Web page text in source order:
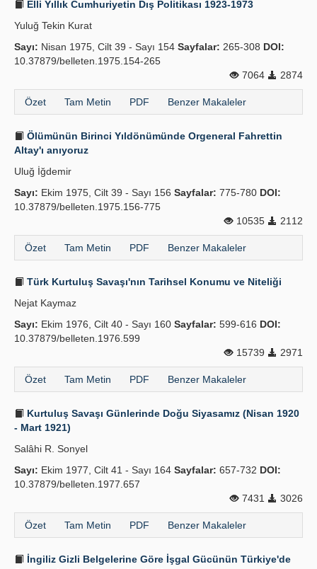
Elli Yıllık Cumhuriyetin Dış Politikası 1923-1973
Yuluğ Tekin Kurat
Sayı: Nisan 1975, Cilt 39 - Sayı 154 Sayfalar: 265-308 DOI:
10.37879/belleten.1975.154-265
7064
2874
Özet Tam Metin PDF Benzer Makaleler
Ölümünün Birinci Yıldönümünde Orgeneral Fahrettin
Altay'ı anıyoruz
Uluğ İğdemir
Sayı: Ekim 1975, Cilt 39 - Sayı 156 Sayfalar: 775-780 DOI:
10.37879/belleten.1975.156-775
10535
2112
Özet Tam Metin PDF Benzer Makaleler
Türk Kurtuluş Savaşı'nın Tarihsel Konumu ve Niteliği
Nejat Kaymaz
Sayı: Ekim 1976, Cilt 40 - Sayı 160 Sayfalar: 599-616 DOI:
10.37879/belleten.1976.599
15739
2971
Özet Tam Metin PDF Benzer Makaleler
Kurtuluş Savaşı Günlerinde Doğu Siyasamız (Nisan 1920
- Mart 1921)
Salâhi R. Sonyel
Sayı: Ekim 1977, Cilt 41 - Sayı 164 Sayfalar: 657-732 DOI:
10.37879/belleten.1977.657
7431
3026
Özet Tam Metin PDF Benzer Makaleler
İngiliz Gizli Belgelerine Göre İşgal Gücünün Türkiye'de